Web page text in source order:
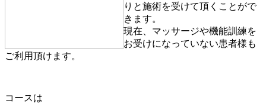
りと施術を受けて頂くことがで
きます。
現在、マッサージや機能訓練を
お受けになっていない患者様も
ご利用頂けます。
コースは